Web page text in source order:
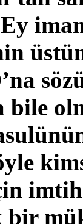
bile
bir